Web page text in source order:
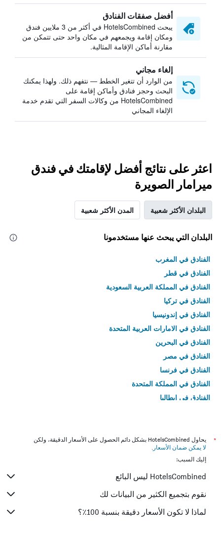
أفضل صفقات الفنادق
يبحث HotelsCombined في أكثر من 3 ملايين فندق
ومكان إقامة ويجمعهم في مكان واحد حتى تتمكن من
مقارنة أماكن الإقامة المثالية.
إلغاء مجاني
من الوارد أن تتغير الخطط — نتفهم ذلك. ولهذا يمكنك
البحث وحجز فنادق وأماكن إقامة على
HotelsCombined من وكالات السفر التي تقدم خدمة
الإلغاء المجاني
اعثر على نتائج أفضل لإقامتك في فندق
ميرامار الصويرة
البلدان الأكثر شعبية المدن الأكثر شعبية
البلدان التي يبحث عنها مستخدمونا
الفنادق في المغرب
الفنادق في قطر
الفنادق في المملكة العربية السعودية
الفنادق في تركيا
الفنادق في إندونيسيا
الفنادق في الامارات العربية المتحدة
الفنادق في البحرين
الفنادق في مصر
الفنادق في فرنسا
الفنادق في المملكة المتحدة
الفنادق في إيطاليا
*
يحاول HotelsCombined بشكل دائم الحصول على الأسعار الدقيقة، ولكن
لا يمكن ضمان الأسعار .
إليك السبب:
HotelsCombined ليس البائع
نقوم بتجميع الكثير من البيانات لك
لماذا لا تكون الأسعار دقيقة بنسبة 100٪؟